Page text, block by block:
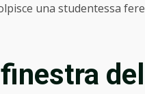
una studentessa